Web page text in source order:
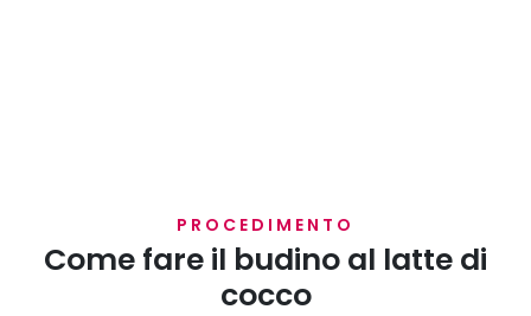
PROCEDIMENTO
Come fare il budino al latte di
cocco